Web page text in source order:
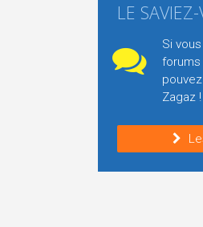
LE
Si
forums
Zagaz !